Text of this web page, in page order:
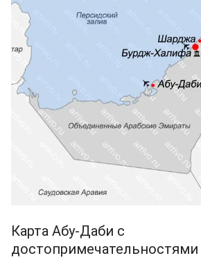
Карта Абу-Даби с
достопримечательностями